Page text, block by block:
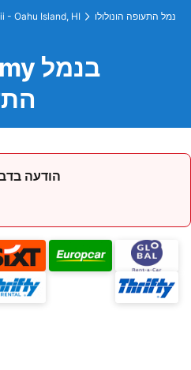
- Oahu Island, HI
נמל התעופה הונולולו
הודעה